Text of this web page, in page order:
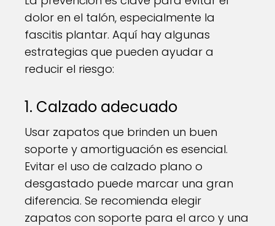
dolor en el talón, especialmente la
fascitis plantar. Aquí hay algunas
estrategias que pueden ayudar a
reducir el riesgo:
1. Calzado adecuado
Usar zapatos que brinden un buen
soporte y amortiguación es esencial.
Evitar el uso de calzado plano o
desgastado puede marcar una gran
diferencia. Se recomienda elegir
zapatos con soporte para el arco y una